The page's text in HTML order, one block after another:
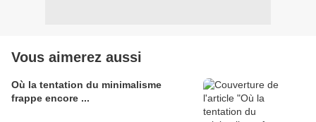
Vous aimerez aussi
Où la tentation du minimalisme
frappe encore ...